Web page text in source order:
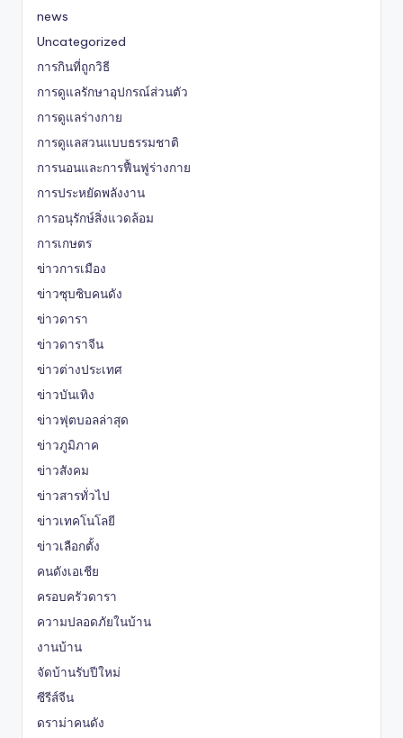
news
Uncategorized
การกินที่ถูกวิธี
การดูแลรักษาอุปกรณ์ส่วนตัว
การดูแลร่างกาย
การดูแลสวนแบบธรรมชาติ
การนอนและการฟื้นฟูร่างกาย
การประหยัดพลังงาน
การอนุรักษ์สิ่งแวดล้อม
การเกษตร
ข่าวการเมือง
ข่าวซุบซิบคนดัง
ข่าวดารา
ข่าวดาราจีน
ข่าวต่างประเทศ
ข่าวบันเทิง
ข่าวฟุตบอลล่าสุด
ข่าวภูมิภาค
ข่าวสังคม
ข่าวสารทั่วไป
ข่าวเทคโนโลยี
ข่าวเลือกตั้ง
คนดังเอเชีย
ครอบครัวดารา
ความปลอดภัยในบ้าน
งานบ้าน
จัดบ้านรับปีใหม่
ซีรีส์จีน
ดราม่าคนดัง